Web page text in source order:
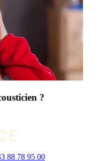
?
88 78 95 00